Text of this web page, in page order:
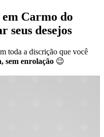
em Carmo do
seus desejos
toda a discrição que você
sem enrolação 😉